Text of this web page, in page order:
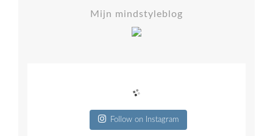
Mijn mindstyleblog
Follow on Instagram